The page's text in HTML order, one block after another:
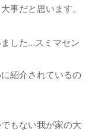
事だと思います。
した…スミマセン
紹介されているの
もない我が家の大